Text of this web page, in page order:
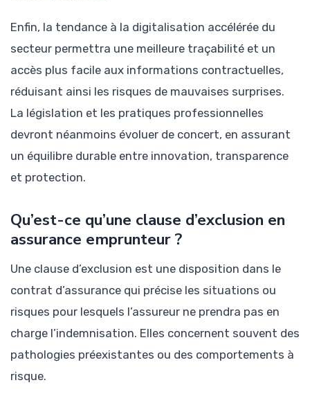
Enfin, la tendance à la digitalisation accélérée du
secteur permettra une meilleure traçabilité et un
accès plus facile aux informations contractuelles,
réduisant ainsi les risques de mauvaises surprises.
La législation et les pratiques professionnelles
devront néanmoins évoluer de concert, en assurant
un équilibre durable entre innovation, transparence
et protection.
Qu’est-ce qu’une clause d’exclusion en
assurance emprunteur ?
Une clause d’exclusion est une disposition dans le
contrat d’assurance qui précise les situations ou
risques pour lesquels l’assureur ne prendra pas en
charge l’indemnisation. Elles concernent souvent des
pathologies préexistantes ou des comportements à
risque.